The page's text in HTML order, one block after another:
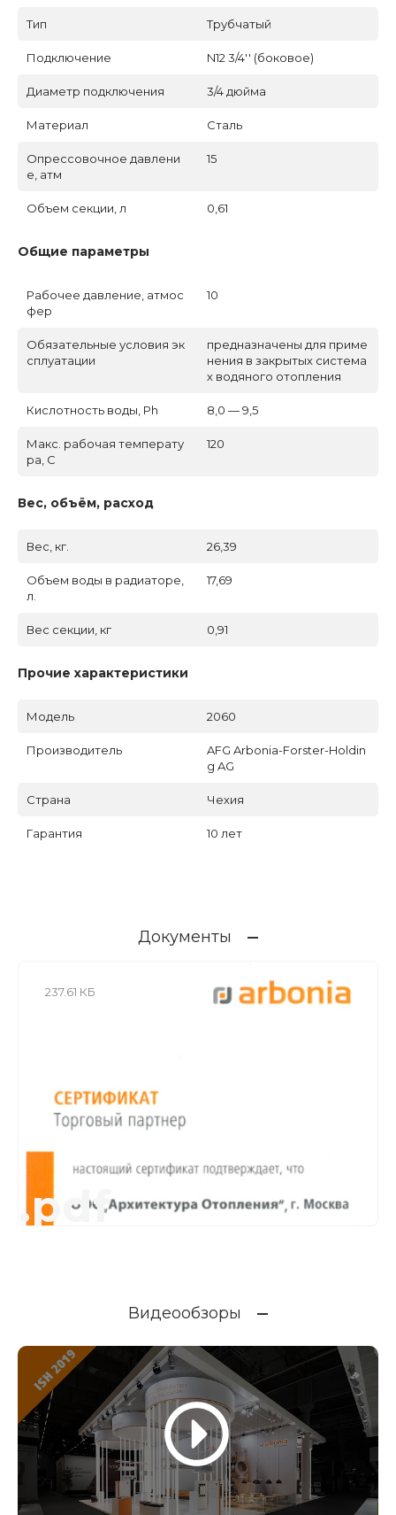
Тип Трубчатый
Подключение N12 3/4'' (боковое)
Диаметр подключения 3/4 дюйма
Материал Сталь
Опрессовочное давлени
е, атм
15
Объем секции, л 0,61
Общие параметры
Рабочее давление, атмос
фер
10
Обязательные условия эк
сплуатации
предназначены для приме
нения в закрытых система
х водяного отопления
Кислотность воды, Ph 8,0 — 9,5
Макс. рабочая температу
ра, C
120
Вес, объём, расход
Вес, кг. 26,39
Объем воды в радиаторе,
л.
17,69
Вес секции, кг 0,91
Прочие характеристики
Модель 2060
Производитель
AFG Arbonia-Forster-Holdin
g AG
Страна Чехия
Гарантия 10 лет
Документы
237.61 КБ
.pdf
Видеообзоры